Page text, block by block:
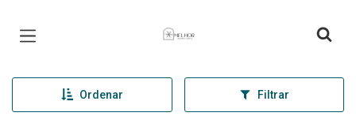
Página inicial
Ordenar Filtrar